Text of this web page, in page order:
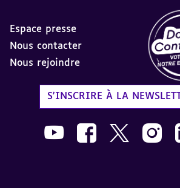
Espace presse
Nous contacter
Nous rejoindre
S'INSCRIRE À LA
Nous suivre sur Youtube
Nous suivre sur
Nous suivre
Nous